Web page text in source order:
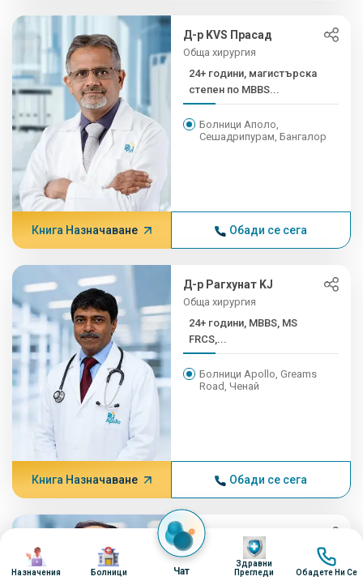
Д-р KVS Прасад
Обща хирургия
24+ години, магистърска
степен по MBBS...
Болници Аполо,
Сешадрипурам, Бангалор
Книга Назначаване Обади се сега
Д-р Рагхунат KJ
Обща хирургия
24+ години, MBBS, MS
FRCS,...
Болници Apollo, Greams
Road, Ченай
Книга Назначаване Обади се сега
Д-р Раджив Агарвал
Обща хирургия
24+ години, МС, PDCC
Изображение
Назначения
Изображение
Болници Чат
Изображение
Здравни
Прегледи
Обадете Ни Се